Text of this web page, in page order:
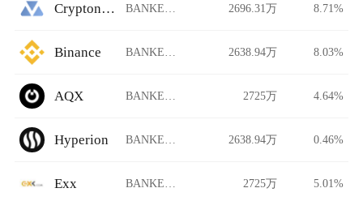
Crypton Exchange 2696.31万 8.71%
Binance 2638.94万 8.03%
AQX 2725万 4.64%
Hyperion 2638.94万 0.46%
Exx 2725万 5.01%